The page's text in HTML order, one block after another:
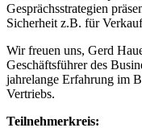
Gesprächsstrategien
Sicherheit z.B. für
Wir freuen uns, Gerd
Geschäftsführer des
jahrelange Erfahrung im
Vertriebs.
Teilnehmerkreis: